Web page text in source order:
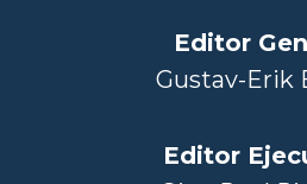
Editor
Gustav-Erik
Editor